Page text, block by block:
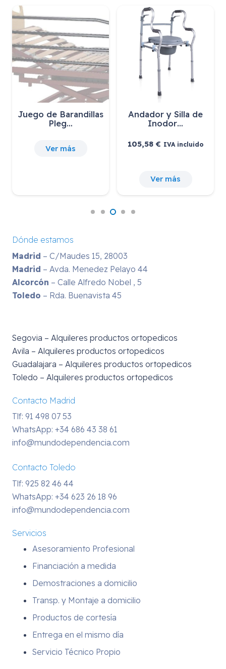
Juego de Barandillas
Pleg…
Ver más
Andador y Silla de
Inodor…
105,58€ IVA incluido
Ver más
Dónde estamos
Madrid – C/Maudes 15, 28003
Madrid – Avda. Menedez Pelayo 44
Alcorcón – Calle Alfredo Nobel , 5
Toledo – Rda. Buenavista 45
Segovia – Alquileres productos ortopedicos
Avila – Alquileres productos ortopedicos
Guadalajara – Alquileres productos ortopedicos
Toledo – Alquileres productos ortopedicos
Contacto Madrid
Tlf: 91 498 07 53
WhatsApp: +34 686 43 38 61
info@mundodependencia.com
Contacto Toledo
Tlf: 925 82 46 44
WhatsApp: +34 623 26 18 96
info@mundodependencia.com
Servicios
Asesoramiento Profesional
Financiación a medida
Demostraciones a domicilio
Transp. y Montaje a domicilio
Productos de cortesía
Entrega en el mismo día
Servicio Técnico Propio